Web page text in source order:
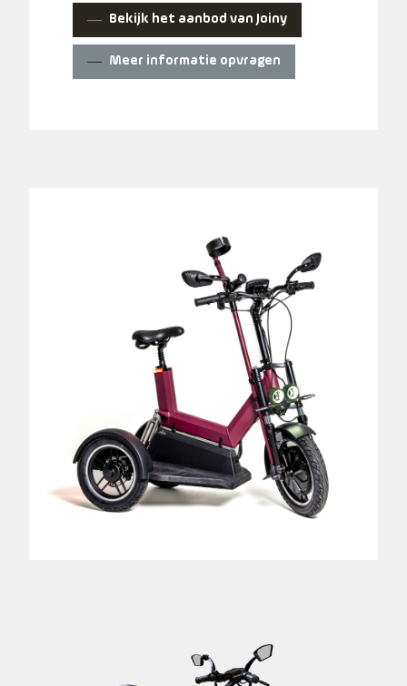
Bekijk het aanbod van Joiny
Meer informatie opvragen